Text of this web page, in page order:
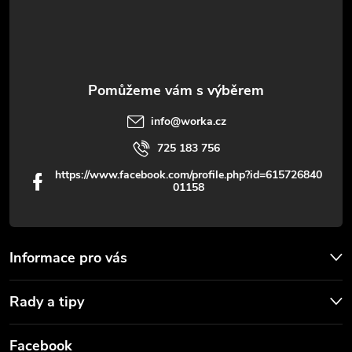
Informace pro vás
Rady a tipy
info@worka.cz
725 183 756
https://www.facebook.com/profile.php?id=615726840
01158
Facebook